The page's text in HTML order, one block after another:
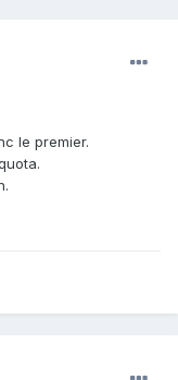
le premier.